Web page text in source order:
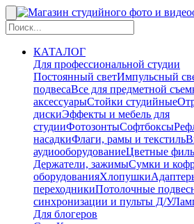
КАТАЛОГ
Для профессиональной студии
Постоянный светИмпульсный
подвесаВсе для предметной
аксессуарыСтойки студийные
дискиЭффекты и мебель для
студииФотозонтыСофтбоксы
насадкиФлаги, рамы и текстиль
аудиооборудованиеЦветные
Держатели, зажимыСумки и
оборудованияХлопушки
переходникиПотолочные
синхронизации и пульты Д/У
Для блогеров